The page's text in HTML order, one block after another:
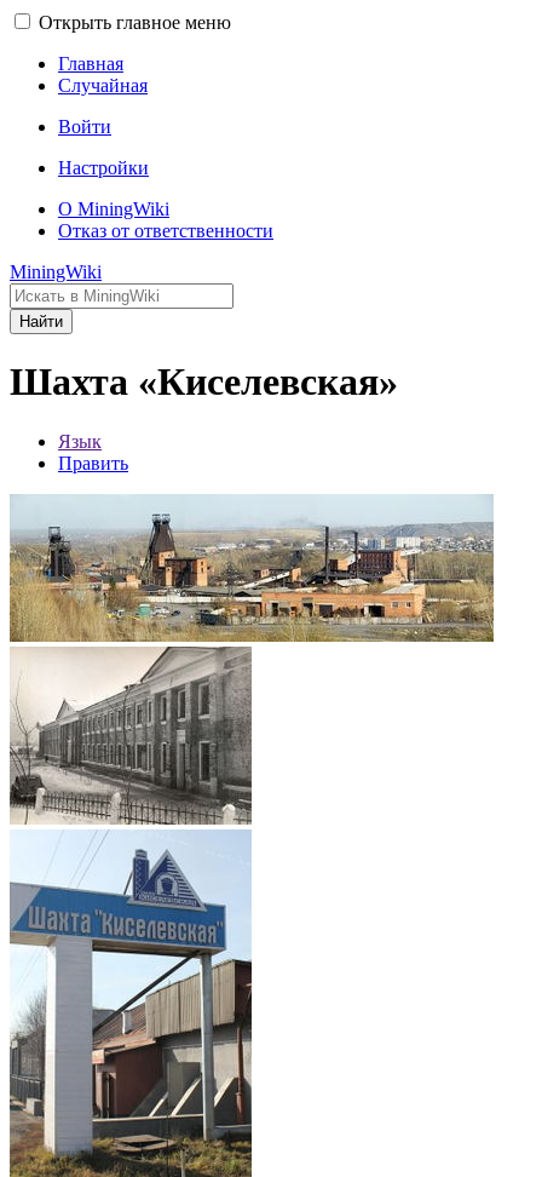
Открыть главное меню
Главная
Случайная
Войти
Настройки
О MiningWiki
Отказ от ответственности
MiningWiki
Найти
Шахта «Киселевская»
Язык
Править